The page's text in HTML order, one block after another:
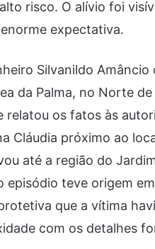
risco. O alívio foi
expectativa.
Silvanildo
da Palma, no Norte
relatou os fatos às
Cláudia próximo ao
até a região do
episódio teve origem
que a vítima
com os detalhes